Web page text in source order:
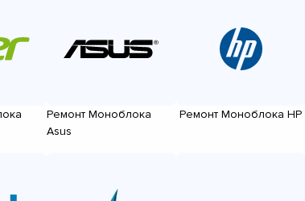
Ремонт Моноблока
Asus
Ремонт Моноблока HP